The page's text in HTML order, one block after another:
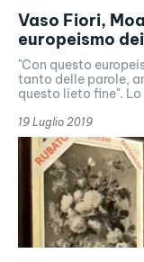
Vaso Fiori,
europeismo
"Con questo
tanto delle parole,
questo lieto fine". Lo
19 Luglio 2019